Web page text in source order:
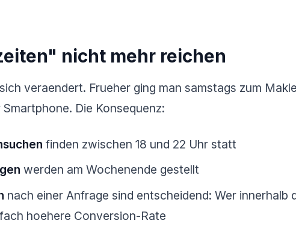
nicht mehr reichen
veraendert. Frueher ging man samstags zum
Die Konsequenz:
finden zwischen 18 und 22 Uhr statt
werden am Wochenende gestellt
nach einer Anfrage sind entscheidend: Wer innerhalb
hoehere Conversion-Rate